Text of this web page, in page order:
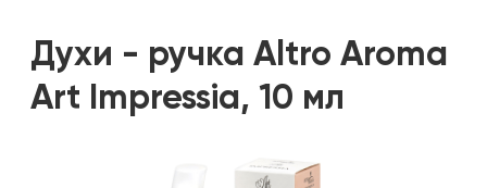
Духи - ручка Altro Aroma
Art Impressia, 10 мл